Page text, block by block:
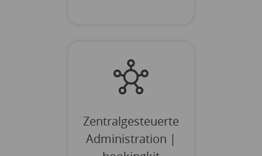
Zentralgesteuerte
Administration |